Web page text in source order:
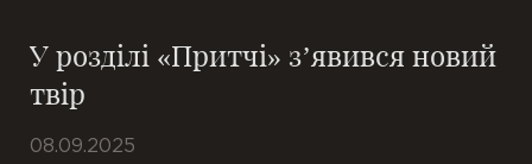
У розділі «Притчі» з’явився новий
твір
08.09.2025